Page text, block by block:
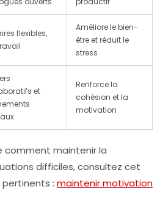
flexibles,
Améliore le bien-
être et réduit le
stress
et
Renforce la
cohésion et la
motivation
comment maintenir la
difficiles, consultez cet
: maintenir motivation